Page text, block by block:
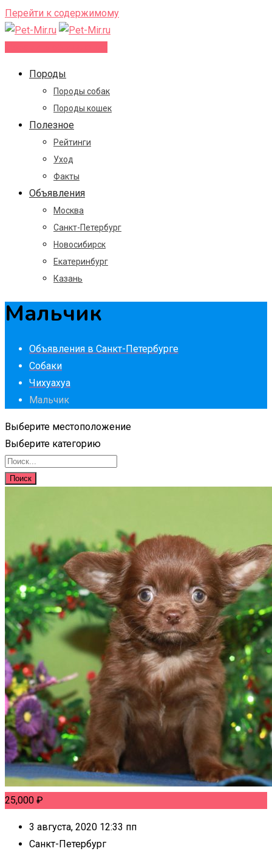
Перейти к содержимому
Породы
Породы собак
Породы кошек
Полезное
Рейтинги
Уход
Факты
Объявления
Москва
Санкт-Петербург
Новосибирск
Екатеринбург
Казань
Мальчик
Объявления в Санкт-Петербурге
Собаки
Чихуахуа
Мальчик
Выберите местоположение
Выберите категорию
Поиск
25,000 ₽
3 августа, 2020 12:33 пп
Санкт-Петербург